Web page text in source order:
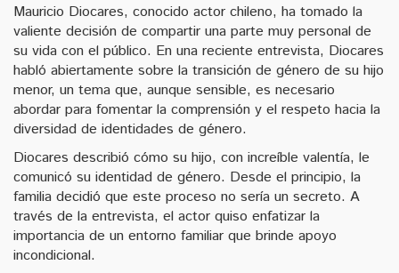
Mauricio Diocares, conocido actor chileno, ha tomado la
valiente decisión de compartir una parte muy personal de
su vida con el público. En una reciente entrevista, Diocares
habló abiertamente sobre la transición de género de su hijo
menor, un tema que, aunque sensible, es necesario
abordar para fomentar la comprensión y el respeto hacia la
diversidad de identidades de género.
Diocares describió cómo su hijo, con increíble valentía, le
comunicó su identidad de género. Desde el principio, la
familia decidió que este proceso no sería un secreto. A
través de la entrevista, el actor quiso enfatizar la
importancia de un entorno familiar que brinde apoyo
incondicional.